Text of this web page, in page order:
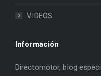
VIDEOS
Información
Directomotor, blog